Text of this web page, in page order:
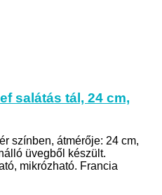
salátás tál, 24 cm,
színben, átmérője: 24 cm,
üvegből készült.
mikrózható. Francia